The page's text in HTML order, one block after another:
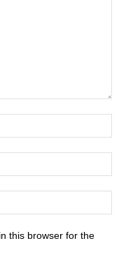
this browser for the